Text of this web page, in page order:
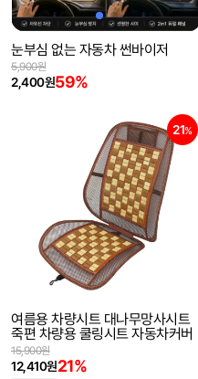
눈부심 없는 자동차 썬바이저
2,400원59%
5,900원
21%
여름용 차량시트 대나무망사시트
죽편 차량용 쿨링시트 자동차커버
12,410원21%
15,900원